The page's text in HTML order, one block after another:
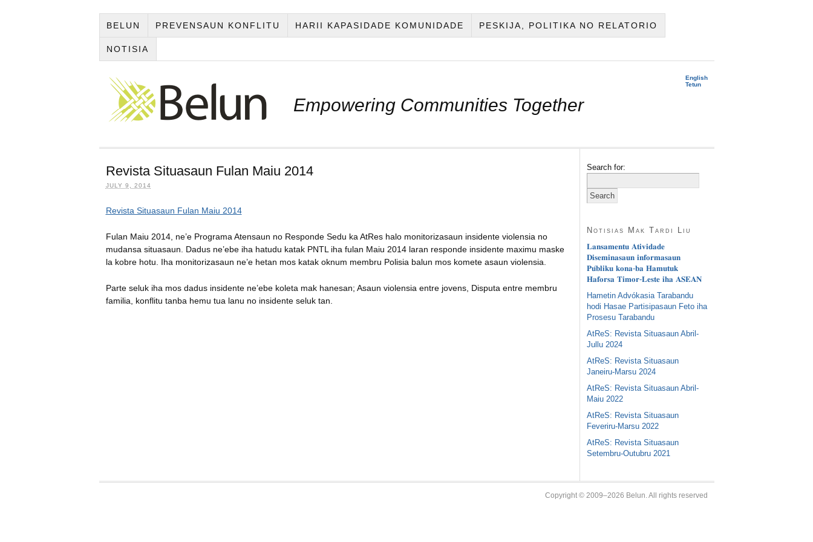
BELUN PREVENSAUN KONFLITU HARII KAPASIDADE KOMUNIDADE PESKIJA, POLITIKA NO RELATORIO
NOTISIA
English
Tetun
Empowering Communities Together
Revista Situasaun Fulan Maiu 2014
JULY 9, 2014
Revista Situasaun Fulan Maiu 2014
Fulan Maiu 2014, ne’e Programa Atensaun no Responde Sedu ka AtRes halo monitorizasaun insidente violensia no
mudansa situasaun. Dadus ne’ebe iha hatudu katak PNTL iha fulan Maiu 2014 laran responde insidente maximu maske
la kobre hotu. Iha monitorizasaun ne’e hetan mos katak oknum membru Polisia balun mos komete asaun violensia.
Parte seluk iha mos dadus insidente ne’ebe koleta mak hanesan; Asaun violensia entre jovens, Disputa entre membru
familia, konflitu tanba hemu tua lanu no insidente seluk tan.
Search for:
Notisias Mak Tardi Liu
𝐋𝐚𝐧𝐬𝐚𝐦𝐞𝐧𝐭𝐮 𝐀𝐭𝐢𝐯𝐢𝐝𝐚𝐝𝐞
𝐃𝐢𝐬𝐞𝐦𝐢𝐧𝐚𝐬𝐚𝐮𝐧 𝐢𝐧𝐟𝐨𝐫𝐦𝐚𝐬𝐚𝐮𝐧
𝐏𝐮́𝐛𝐥𝐢𝐤𝐮 𝐤𝐨𝐧𝐚-𝐛𝐚 𝐇𝐚𝐦𝐮𝐭𝐮𝐤
𝐇𝐚𝐟𝐨𝐫𝐬𝐚 𝐓𝐢𝐦𝐨𝐫-𝐋𝐞𝐬𝐭𝐞 𝐢𝐡𝐚 𝐀𝐒𝐄𝐀𝐍
Hametin Advókasia Tarabandu
hodi Hasae Partisipasaun Feto iha
Prosesu Tarabandu
AtReS: Revista Situasaun Abril-
Jullu 2024
AtReS: Revista Situasaun
Janeiru-Marsu 2024
AtReS: Revista Situasaun Abril-
Maiu 2022
AtReS: Revista Situasaun
Feveriru-Marsu 2022
AtReS: Revista Situasaun
Setembru-Outubru 2021
Copyright © 2009–2026 Belun. All rights reserved